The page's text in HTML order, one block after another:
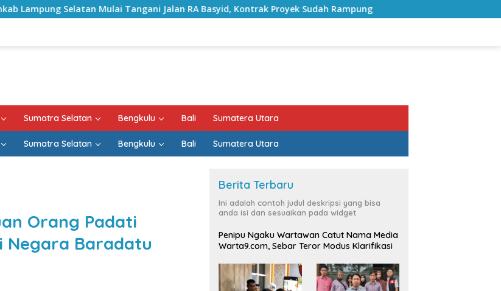
Tangani Jalan RA Basyid, Kontrak Proyek Sudah Rampung Bulan Kemerdekaan, Bupati Lampung
Sumatra Selatan Bengkulu Bali Sumatera Utara
Sumatra Selatan Bengkulu Bali Sumatera Utara
Orang Padati
Negara Baradatu
Berita Terbaru
Ini adalah contoh judul deskripsi yang bisa
anda isi dan sesuaikan pada widget
Penipu Ngaku Wartawan Catut Nama Media
Warta9.com, Sebar Teror Modus Klarifikasi